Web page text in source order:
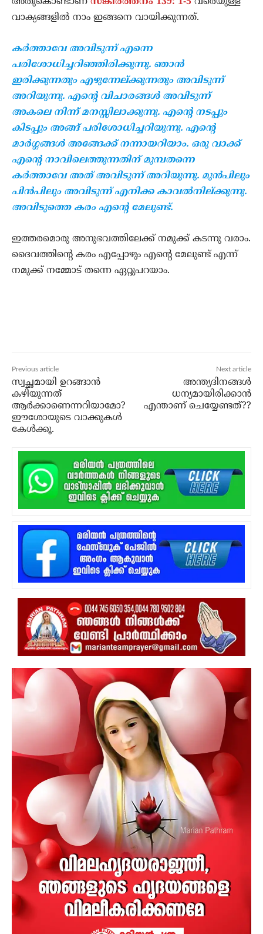
വാക്യങ്ങളില്‍ നാം ഇങ്ങനെ വായിക്കുന്നത്.
കര്‍ത്താവേ അവിടുന്ന് എന്നെ
പരിശോധിച്ചറിഞ്ഞിരിക്കുന്നു. ഞാന്‍
ഇരിക്കുന്നതും എഴുന്നേല്ക്കുന്നതും അവിടുന്ന്
അറിയുന്നു. എന്റെ വിചാരങ്ങള്‍ അവിടുന്ന്
അകലെ നിന്ന് മനസ്സിലാക്കുന്നു. എന്റെ നടപ്പും
കിടപ്പും അങ്ങ് പരിശോധിച്ചറിയുന്നു. എന്റെ
മാര്‍ഗ്ഗങ്ങള്‍ അങ്ങേക്ക് നന്നായറിയാം. ഒരു വാക്ക്
എന്റെ നാവിലെത്തുന്നതിന് മുമ്പതന്നെ
കര്‍ത്താവേ അത് അവിടുന്ന് അറിയുന്നു. മുന്‍പിലും
പിന്‍പിലും അവിടുന്ന് എനിക്ക കാവല്‍നില്ക്കുന്നു.
അവിടുത്തെ കരം എന്റെ മേലുണ്ട്.
ഇത്തരമൊരു അനുഭവത്തിലേക്ക് നമുക്ക് കടന്നു വരാം.
ദൈവത്തിന്റെ കരം എപ്പോഴും എന്റെ മേലുണ്ട് എന്ന്
നമുക്ക് നമ്മോട് തന്നെ ഏറ്റുപറയാം.
Previous article
സ്വച്ഛമായി ഉറങ്ങാന്‍
കഴിയുന്നത്
ആര്‍ക്കാണെന്നറിയാമോ?
ഈശോയുടെ വാക്കുകള്‍
കേള്‍ക്കൂ.
Next article
അന്ത്യദിനങ്ങള്‍
ധന്യമായിരിക്കാന്‍
എന്താണ് ചെയ്യേണ്ടത്??